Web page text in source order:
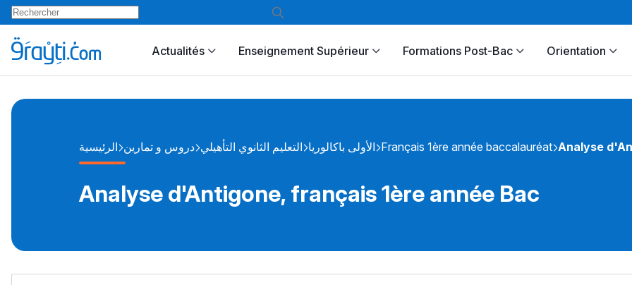
Actualités Enseignement Supérieur Formations Post-Bac Orientation
الرئيسية دروس و تمارين التعليم الثانوي التأهيلي الأولى باكالوريا Français 1ère année baccalauréat Analyse
Analyse d'Antigone, français 1ère année Bac